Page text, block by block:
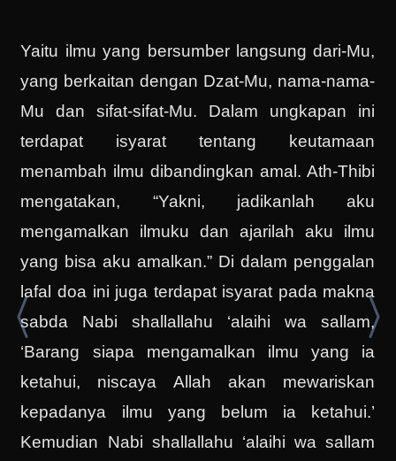
Yaitu ilmu yang bersumber langsung dari-Mu,
yang berkaitan dengan Dzat-Mu, nama-nama-
Mu dan sifat-sifat-Mu. Dalam ungkapan ini
terdapat isyarat tentang keutamaan
menambah ilmu dibandingkan amal. Ath-Thibi
mengatakan, “Yakni, jadikanlah aku
mengamalkan ilmuku dan ajarilah aku ilmu
yang bisa aku amalkan.” Di dalam penggalan
lafal doa ini juga terdapat isyarat pada makna
sabda Nabi shallallahu ‘alaihi wa sallam,
‘Barang siapa mengamalkan ilmu yang ia
ketahui, niscaya Allah akan mewariskan
kepadanya ilmu yang belum ia ketahui.’
Kemudian Nabi shallallahu ‘alaihi wa sallam